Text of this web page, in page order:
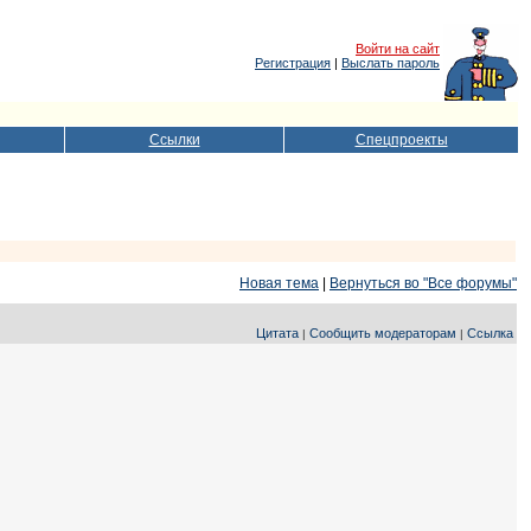
Войти на сайт
Регистрация | Выслать пароль
Ссылки Спецпроекты
Новая тема
Вернуться во "Все форумы"
Цитата | Сообщить модераторам | Ссылка